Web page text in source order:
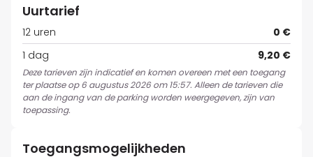
Uurtarief
12 uren
0 €
1 dag
9,20 €
Deze tarieven zijn indicatief en komen overeen met een toegang
ter plaatse op 6 augustus 2026 om 15:57. Alleen de tarieven die
aan de ingang van de parking worden weergegeven, zijn van
toepassing.
Toegangsmogelijkheden